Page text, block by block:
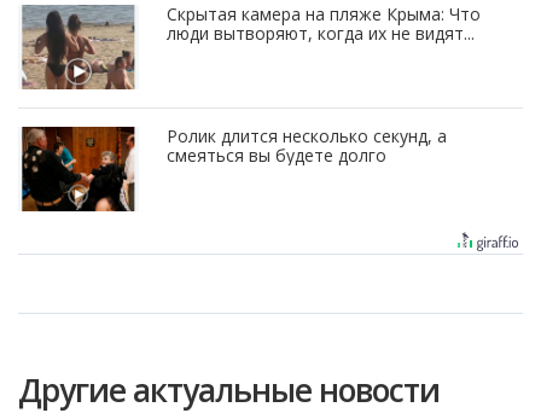
Скрытая камера на пляже Крыма: Что
люди вытворяют, когда их не видят...
Ролик длится несколько секунд, а
смеяться вы будете долго
Другие актуальные новости